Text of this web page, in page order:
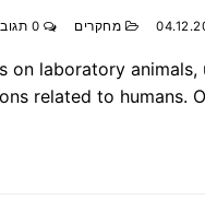
מחקרים
laboratory animals,
related to humans.